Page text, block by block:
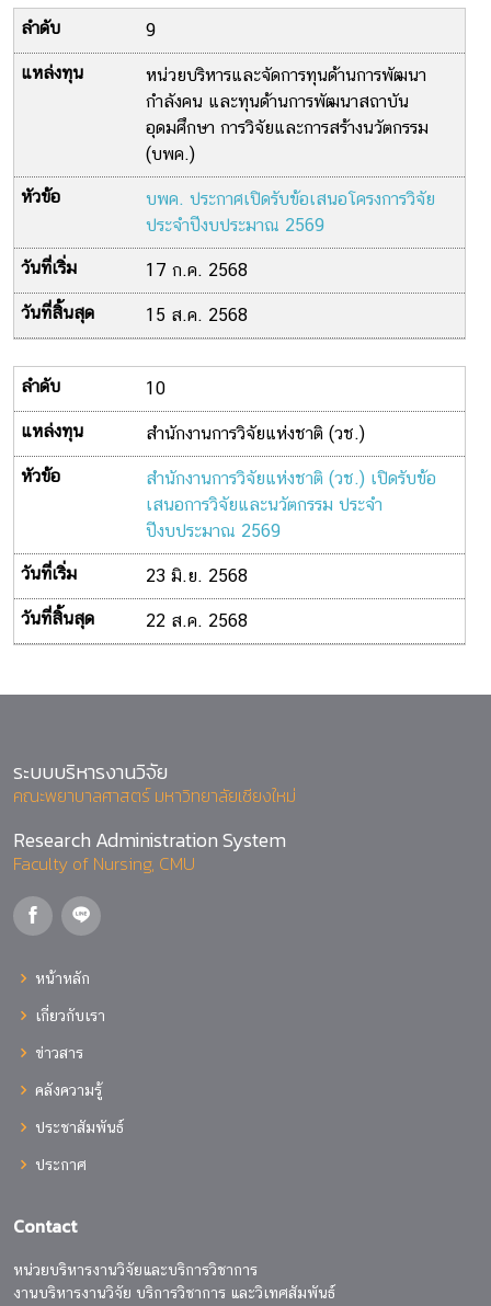
9
หน่วยบริหารและจัดการทุนด้านการพัฒนา
กำลังคน และทุนด้านการพัฒนาสถาบัน
อุดมศึกษา การวิจัยและการสร้างนวัตกรรม
(บพค.)
บพค. ประกาศเปิดรับข้อเสนอโครงการวิจัย
ประจำปีงบประมาณ 2569
17 ก.ค. 2568
15 ส.ค. 2568
10
สำนักงานการวิจัยแห่งชาติ (วช.)
สำนักงานการวิจัยแห่งชาติ (วช.) เปิดรับข้อ
เสนอการวิจัยและนวัตกรรม ประจำ
ปีงบประมาณ 2569
23 มิ.ย. 2568
22 ส.ค. 2568
ระบบบริหารงานวิจัย
คณะพยาบาลศาสตร์ มหาวิทยาลัยเชียงใหม่
Research Administration System
Faculty of Nursing, CMU
หน้าหลัก
เกี่ยวกับเรา
ข่าวสาร
คลังความรู้
ประชาสัมพันธ์
ประกาศ
Contact
หน่วยบริหารงานวิจัยและบริการวิชาการ
งานบริหารงานวิจัย บริการวิชาการ และวิเทศสัมพันธ์